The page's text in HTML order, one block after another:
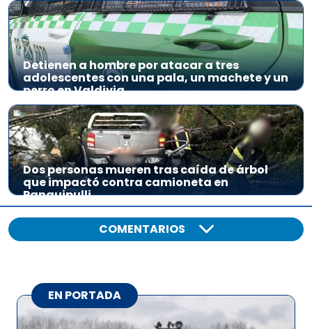
Detienen a hombre por atacar a tres
adolescentes con una pala, un machete y un
perro en Valdivia
Dos personas mueren tras caída de árbol
que impactó contra camioneta en
Panguipulli
COMENTARIOS
EN PORTADA